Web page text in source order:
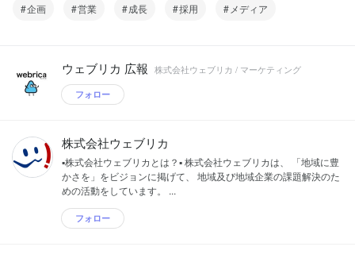
企画 営業 成長 採用 メディア
ウェブリカ 広報 株式会社ウェブリカ / マーケティング
フォロー
株式会社ウェブリカ
▪️株式会社ウェブリカとは？▪️ 株式会社ウェブリカは、 「地域に豊
かさを」をビジョンに掲げて、 地域及び地域企業の課題解決のた
めの活動をしています。 ...
フォロー